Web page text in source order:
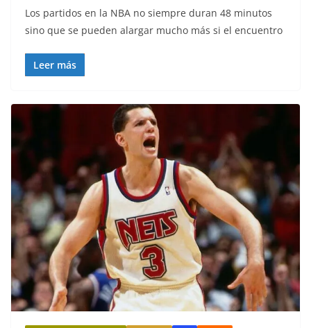
Los partidos en la NBA no siempre duran 48 minutos
sino que se pueden alargar mucho más si el encuentro
Leer más